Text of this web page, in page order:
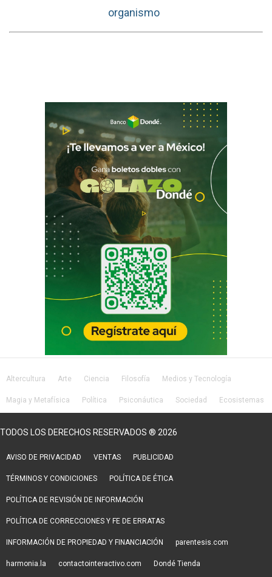
organismo
Altercultura Arte Ciencia Filosofía Medios y Tecnología
Magia y Metafísica Política Psiconáutica Sociedad Ecosistemas
TODOS LOS DERECHOS RESERVADOS ® 2026
AVISO DE PRIVACIDAD VENTAS PUBLICIDAD
TÉRMINOS Y CONDICIONES POLÍTICA DE ÉTICA
POLÍTICA DE REVISIÓN DE INFORMACIÓN
POLÍTICA DE CORRECCIONES Y FE DE ERRATAS
INFORMACIÓN DE PROPIEDAD Y FINANCIACIÓN parentesis.com
harmonia.la contactointeractivo.com Dondé Tienda